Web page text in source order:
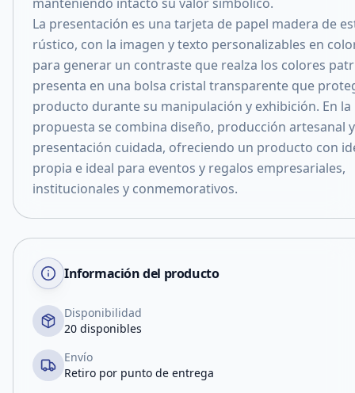
La presentación es una tarjeta de papel madera de
rústico, con la imagen y texto personalizables en
para generar un contraste que realza los colores
presenta en una bolsa cristal transparente que
producto durante su manipulación y exhibición. En la
propuesta se combina diseño, producción artesanal
presentación cuidada, ofreciendo un producto con
propia e ideal para eventos y regalos empresariales,
institucionales y conmemorativos.
Información del producto
Disponibilidad
20 disponibles
Envío
Retiro por punto de entrega